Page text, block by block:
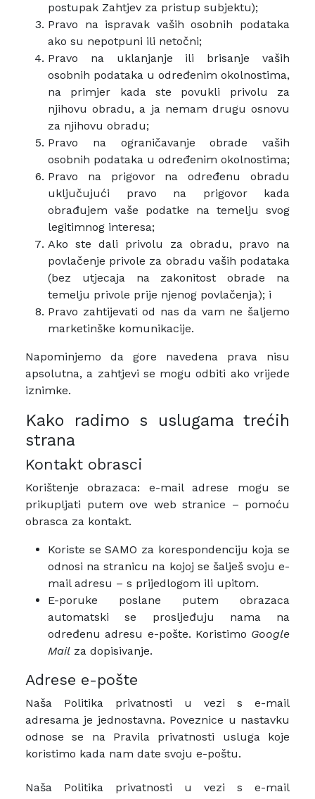
postupak Zahtjev za pristup subjektu);
Pravo na ispravak vaših osobnih podataka
ako su nepotpuni ili netočni;
Pravo na uklanjanje ili brisanje vaših
osobnih podataka u određenim okolnostima,
na primjer kada ste povukli privolu za
njihovu obradu, a ja nemam drugu osnovu
za njihovu obradu;
Pravo na ograničavanje obrade vaših
osobnih podataka u određenim okolnostima;
Pravo na prigovor na određenu obradu
uključujući pravo na prigovor kada
obrađujem vaše podatke na temelju svog
legitimnog interesa;
Ako ste dali privolu za obradu, pravo na
povlačenje privole za obradu vaših podataka
(bez utjecaja na zakonitost obrade na
temelju privole prije njenog povlačenja); i
Pravo zahtijevati od nas da vam ne šaljemo
marketinške komunikacije.
Napominjemo da gore navedena prava nisu
apsolutna, a zahtjevi se mogu odbiti ako vrijede
iznimke.
Kako radimo s uslugama trećih
strana
Kontakt obrasci
Korištenje obrazaca: e-mail adrese mogu se
prikupljati putem ove web stranice – pomoću
obrasca za kontakt.
Koriste se SAMO za korespondenciju koja se
odnosi na stranicu na kojoj se šalješ svoju e-
mail adresu – s prijedlogom ili upitom.
E-poruke poslane putem obrazaca
automatski se prosljeđuju nama na
određenu adresu e-pošte. Koristimo Google
Mail za dopisivanje.
Adrese e-pošte
Naša Politika privatnosti u vezi s e-mail
adresama je jednostavna. Poveznice u nastavku
odnose se na Pravila privatnosti usluga koje
koristimo kada nam date svoju e-poštu.
Naša Politika privatnosti u vezi s e-mail